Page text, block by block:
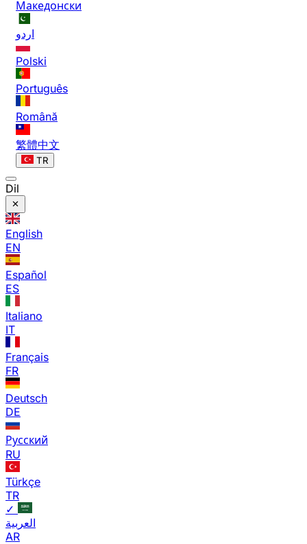
Македонски
اردو
Polski
Português
Română
繁體中文
TR
Dil
English
EN
Español
ES
Italiano
IT
Français
FR
Deutsch
DE
Русский
RU
Türkçe
TR
✓
العربية
AR